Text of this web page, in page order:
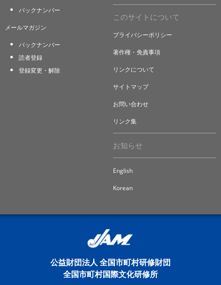
バックナンバー
メールマガジン
バックナンバー
読者登録
登録変更・解除
このサイトについて
プライバシーポリシー
著作権・免責事項
リンクについて
サイトマップ
お問い合わせ
リンク集
お知らせ
English
Korean
公益財団法人 全国市町村研修財団
全国市町村国際文化研修所